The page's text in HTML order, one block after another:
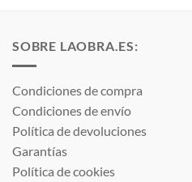
SOBRE LAOBRA.ES:
Condiciones de compra
Condiciones de envío
Política de devoluciones
Garantías
Política de cookies